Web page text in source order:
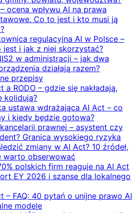
– ocena wpływu AI na prawa
Co to jest i kto musi ją
regulacyjna AI w Polsce –
jest i jak z niej skorzystać?
w administracji – jak dwa
działają razem?
przepisy
a RODO – gdzie się nakładają,
kolidują?
ustawa wdrażająca AI Act – co
i kiedy będzie gotowa?
prawnej – asystent czy
Granica wysokiego ryzyka
zmiany w AI Act? 10 źródeł,
warto obserwować
polskich firm reaguje na AI Act
EY 2026 i szanse dla lokalnego
– FAQ: 40 pytań o unijne prawo AI
modele